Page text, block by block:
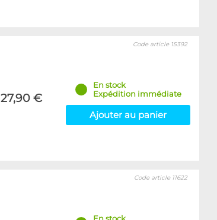
27,90 €
Code article 15392
En stock
Expédition immédiate
Ajouter au panier
Code article 11622